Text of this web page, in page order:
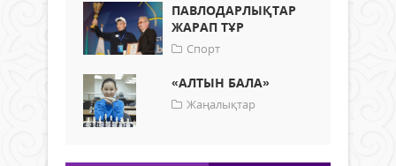
ПАВЛОДАРЛЫҚТАР
ЖАРАП ТҰР
Спорт
«АЛТЫН БАЛА»
Жаңалықтар